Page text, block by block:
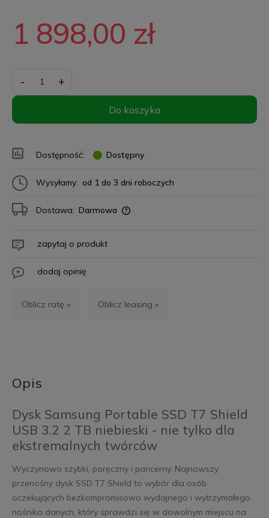
1 898,00 zł
- +
Do koszyka
Dostępność: Dostępny
Wysyłamy: od 1 do 3 dni roboczych
Dostawa: Darmowa
zapytaj o produkt
dodaj opinię
Oblicz ratę » Oblicz leasing »
Opis
Dysk Samsung Portable SSD T7 Shield
USB 3.2 2 TB niebieski - nie tylko dla
ekstremalnych twórców
Wyczynowo szybki, poręczny i pancerny. Najnowszy
przenośny dysk SSD T7 Shield to wybór dla osób
oczekujących bezkompromisowo wydajnego i wytrzymałego
nośnika danych, który sprawdzi się w dowolnym miejscu na